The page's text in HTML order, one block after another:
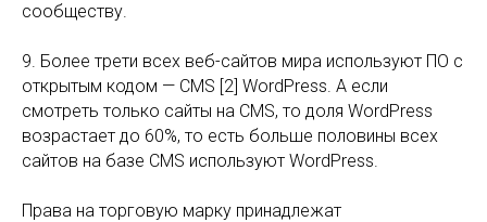
сообществу.
9. Более трети всех веб-сайтов мира используют ПО с
открытым кодом — CMS [2] WordPress. А если
смотреть только сайты на CMS, то доля WordPress
возрастает до 60%, то есть больше половины всех
сайтов на базе CMS используют WordPress.
Права на торговую марку принадлежат